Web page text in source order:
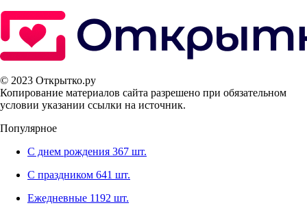
© 2023 Открытко.ру
Копирование материалов сайта разрешено при обязательном
условии указании ссылки на источник.
Популярное
С днем рождения 367 шт.
С праздником 641 шт.
Ежедневные 1192 шт.